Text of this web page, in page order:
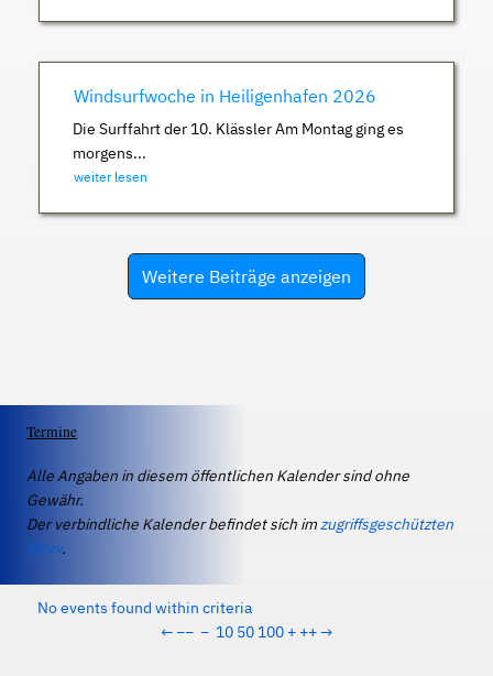
Windsurfwoche in Heiligenhafen 2026
Die Surffahrt der 10. Klässler Am Montag ging es
morgens...
weiter lesen
Weitere Beiträge anzeigen
Termine
Alle Angaben in diesem öffentlichen Kalender sind ohne
Gewähr.
Der verbindliche Kalender befindet sich imzugriffsgeschützten
IServ.
No events found within criteria
← −− − 10 50 100 + ++→